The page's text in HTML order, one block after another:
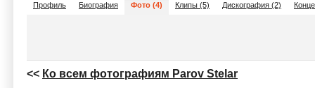
Профиль Биография Фото (4) Клипы (5) Дискография (2)
<< Ко всем фотографиям Parov Stelar